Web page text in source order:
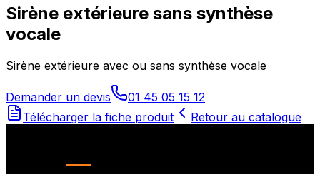
Sirène extérieure sans synthèse
vocale
Sirène extérieure avec ou sans synthèse vocale
Demander un devis
01 45 05 15 12
Télécharger la fiche produit
Retour au catalogue